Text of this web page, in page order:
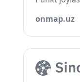
onmap.uz